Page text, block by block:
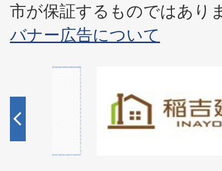
市が保証するものではあり
バナー広告について
枚
目